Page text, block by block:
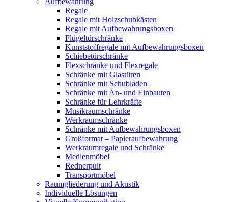
Regale
Regale mit Holzschubkästen
Regale mit Aufbewahrungsboxen
Flügeltürschränke
Kunststoffregale mit Aufbewahrungsboxen
Schiebetürschränke
Flexschränke und Flexregale
Schränke mit Glastüren
Schränke mit Schubladen
Schränke mit An- und Einbauten
Schränke für Lehrkräfte
Musikraumschränke
Werkraumschränke
Schränke mit Aufbewahrungsboxen
Großformat – Papieraufbewahrung
Werkraumregale und Schränke
Medienmöbel
Rednerpult
Transportmöbel
Raumgliederung und Akustik
Individuelle Lösungen